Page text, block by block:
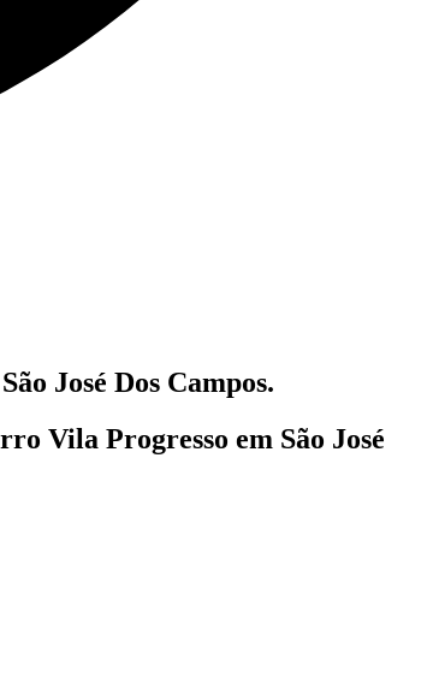
José Dos Campos.
Vila Progresso em São José